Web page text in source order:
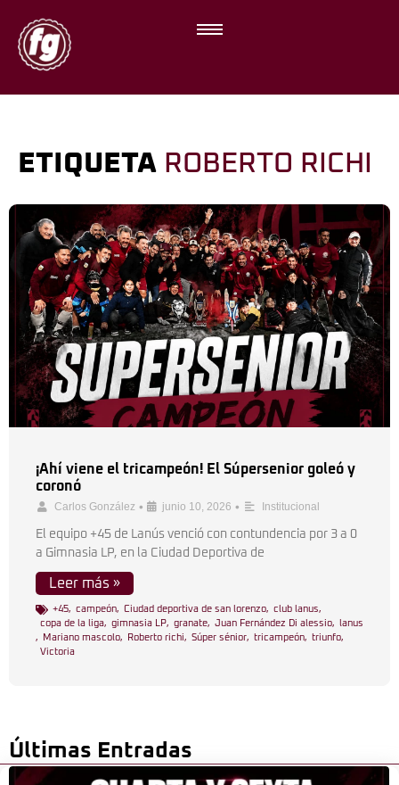
ETIQUETA ROBERTO RICHI
¡Ahí viene el tricampeón! El Súpersenior goleó y
coronó
Carlos González • junio 10, 2026 • Institucional
El equipo +45 de Lanús venció con contundencia por 3 a 0
a Gimnasia LP, en la Ciudad Deportiva de
Leer más »
+45, campeón, Ciudad deportiva de san lorenzo, club lanus,
copa de la liga, gimnasia LP, granate, Juan Fernández Di alessio,
lanus
,
Mariano mascolo, Roberto richi, Súper sénior, tricampeón, triunfo,
Victoria
Últimas Entradas